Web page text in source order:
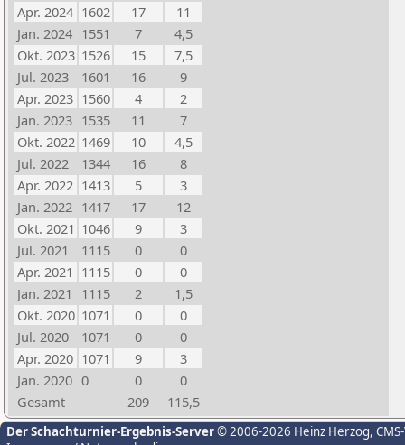
Apr. 2024 1602 17
11
Jan. 2024 1551 7
4,5
Okt. 2023 1526 15
7,5
Jul. 2023
1601 16
9
Apr. 2023 1560 4
2
Jan. 2023 1535 11
7
Okt. 2022 1469 10
4,5
Jul. 2022
1344 16
8
Apr. 2022 1413 5
3
Jan. 2022 1417 17
12
Okt. 2021 1046 9
3
Jul. 2021
1115 0
0
Apr. 2021 1115 0
0
Jan. 2021
1115 2
1,5
Okt. 2020 1071 0
0
Jul. 2020
1071 0
0
Apr. 2020 1071 9
3
Jan. 2020 0 0
0
Gesamt
209 115,5
Der Schachturnier-Ergebnis-Server© 2006-2026 Heinz Herzog,